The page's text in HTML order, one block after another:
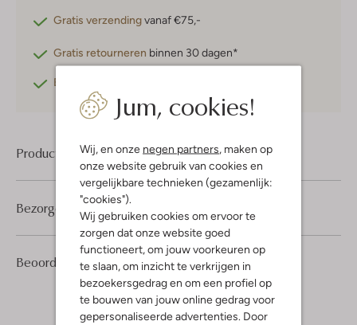
Jum, cookies!
Wij, en onze negen partners , maken op
onze website gebruik van cookies en
vergelijkbare technieken (gezamenlijk:
"cookies").
Wij gebruiken cookies om ervoor te
zorgen dat onze website goed
functioneert, om jouw voorkeuren op
te slaan, om inzicht te verkrijgen in
bezoekersgedrag en om een profiel op
te bouwen van jouw online gedrag voor
gepersonaliseerde advertenties. Door
Gratis verzendingvanaf €75,-
Gratis retourneren binnen 30 dagen*
Betaal achteraf
Product informatie
Beoordelingen (5) 4/5
5
4
Sterren
Bezorgen & retourneren